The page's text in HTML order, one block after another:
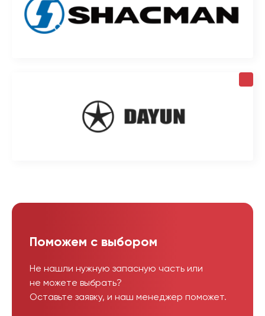
Поможем с выбором
Не нашли нужную запасную часть или
не можете выбрать?
Оставьте заявку, и наш менеджер поможет.